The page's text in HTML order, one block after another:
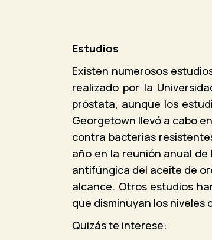
Estudios
Existen numerosos
realizado por la
próstata, aunque los
Georgetown llevó a cabo
contra bacterias
año en la reunión anual
antifúngica del aceite de
alcance. Otros estudios
que disminuyan los niveles
Quizás te interese: